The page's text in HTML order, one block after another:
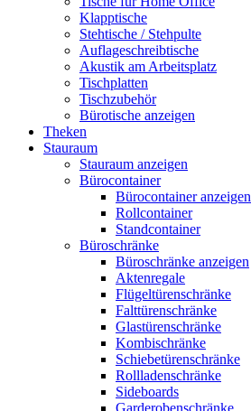
Klapptische
Stehtische / Stehpulte
Auflageschreibtische
Akustik am Arbeitsplatz
Tischplatten
Tischzubehör
Bürotische anzeigen
Theken
Stauraum
Stauraum anzeigen
Bürocontainer
Bürocontainer anzeigen
Rollcontainer
Standcontainer
Büroschränke
Büroschränke anzeigen
Aktenregale
Flügeltürenschränke
Falttürenschränke
Glastürenschränke
Kombischränke
Schiebetürenschränke
Rollladenschränke
Sideboards
Garderobenschränke